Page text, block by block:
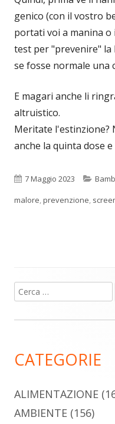
genico (con il vostro
portati voi a manina o
test per "prevenire" la
se fosse normale una
E magari anche li
altruistico.
Meritate l'estinzione?
anche la quinta dose
Pubblicato
7 Maggio 2023
malore,prevenzione,
Barra
laterale
Ricerca
per:
CATEGORIE
ALIMENTAZIONE
AMBIENTE (156)